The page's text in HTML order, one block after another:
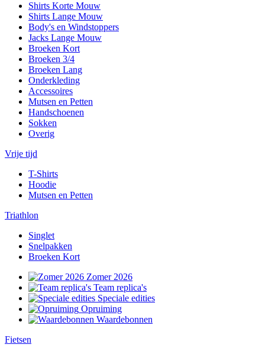
Shirts Korte Mouw
Shirts Lange Mouw
Body's en Windstoppers
Jacks Lange Mouw
Broeken Kort
Broeken 3/4
Broeken Lang
Onderkleding
Accessoires
Mutsen en Petten
Handschoenen
Sokken
Overig
Vrije tijd
T-Shirts
Hoodie
Mutsen en Petten
Triathlon
Singlet
Snelpakken
Broeken Kort
Zomer 2026
Team replica's
Speciale edities
Opruiming
Waardebonnen
Fietsen